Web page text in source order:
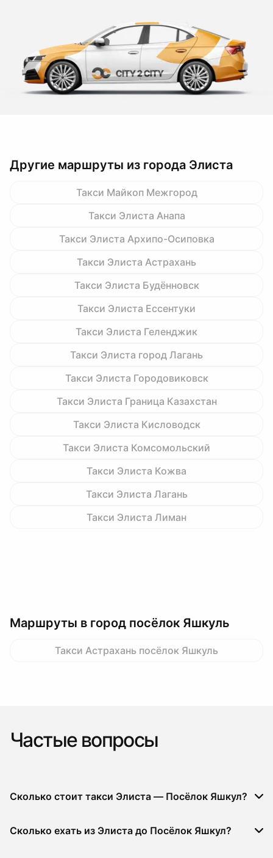
Другие маршруты из города Элиста
Такси Майкоп Межгород
Такси Элиста Анапа
Такси Элиста Архипо-Осиповка
Такси Элиста Астрахань
Такси Элиста Будённовск
Такси Элиста Ессентуки
Такси Элиста Геленджик
Такси Элиста город Лагань
Такси Элиста Городовиковск
Такси Элиста Граница Казахстан
Такси Элиста Кисловодск
Такси Элиста Комсомольский
Такси Элиста Кожва
Такси Элиста Лагань
Такси Элиста Лиман
Маршруты в город посёлок Яшкуль
Такси Астрахань посёлок Яшкуль
Частые вопросы
Сколько стоит такси Элиста — Посёлок Яшкул?
Сколько ехать из Элиста до Посёлок Яшкул?